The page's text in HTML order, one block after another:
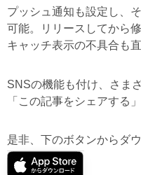
プッシュ通知も設定し、
可能。リリースしてから
キャッチ表示の不具合も直
SNSの機能も付け、さま
「この記事をシェアする
是非、下のボタンからダ